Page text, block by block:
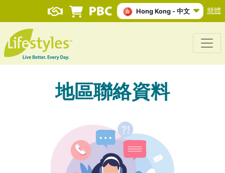
Hong Kong - 中文 簡體
地區聯絡資料